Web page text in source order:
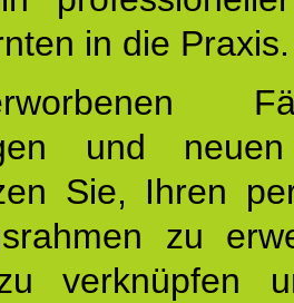
in die Praxis.
und
Sie, Ihren
zu
verknüpfen